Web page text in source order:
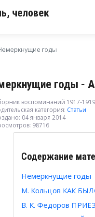
человек
годы
годы -
воспоминаний 1917-1919
категория: Статьи
04 января 2014
98716
Содержание
Немеркнущие годы
М. Кольцов КАК
В. К. Федоров